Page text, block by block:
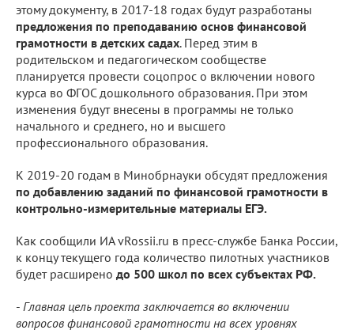
этому документу, в 2017-18 годах будут разработаны
предложения по преподаванию основ финансовой
грамотности в детских садах. Перед этим в
родительском и педагогическом сообществе
планируется провести соцопрос о включении нового
курса во ФГОС дошкольного образования. При этом
изменения будут внесены в программы не только
начального и среднего, но и высшего
профессионального образования.
К 2019-20 годам в Минобрнауки обсудят предложения
по добавлению заданий по финансовой грамотности в
контрольно-измерительные материалы ЕГЭ.
Как сообщили ИА vRossii.ru в пресс-службе Банка России,
к концу текущего года количество пилотных участников
будет расширено до 500 школ по всех субъектах РФ.
- Главная цель проекта заключается во включении
вопросов финансовой грамотности на всех уровнях